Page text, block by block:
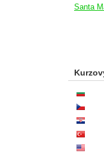
Santa